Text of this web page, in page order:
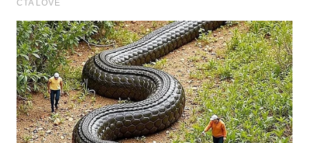
WN
PURWAKARTA
WN
PRIANGAN
TIMUR